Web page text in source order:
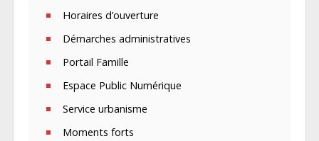
Horaires d’ouverture
Démarches administratives
Portail Famille
Espace Public Numérique
Service urbanisme
Moments forts